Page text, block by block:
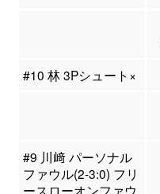
#10 林 3Pシュート×
#9 川﨑 パーソナル
ファウル(2-3:0) フリ
ースローオンファウ